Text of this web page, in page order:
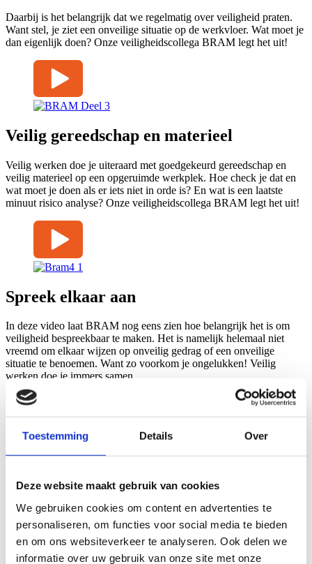
Toestemming Details Over
Deze website maakt gebruik van cookies
We gebruiken cookies om content en advertenties te
personaliseren, om functies voor social media te bieden
en om ons websiteverkeer te analyseren. Ook delen we
informatie over uw gebruik van onze site met onze
Daarbij is het belangrijk dat we regelmatig over veiligheid praten.
Want stel, je ziet een onveilige situatie op de werkvloer. Wat moet je
dan eigenlijk doen? Onze veiligheidscollega BRAM legt het uit!
Veilig gereedschap en materieel
Veilig werken doe je uiteraard met goedgekeurd gereedschap en
veilig materieel op een opgeruimde werkplek. Hoe check je dat en
wat moet je doen als er iets niet in orde is? En wat is een laatste
minuut risico analyse? Onze veiligheidscollega BRAM legt het uit!
Spreek elkaar aan
In deze video laat BRAM nog eens zien hoe belangrijk het is om
veiligheid bespreekbaar te maken. Het is namelijk helemaal niet
vreemd om elkaar wijzen op onveilig gedrag of een onveilige
situatie te benoemen. Want zo voorkom je ongelukken! Veilig
werken doe je immers samen.
Hoe je het gesprek aangaat? Onze veiligheidscollega deelt wat
Wat te doen bij een ongeval
Bij de Berghege Heerkens bouwgroep zijn we elke dag bezig met
veiligheid en veilig werken, maar een ongeval kan toch gebeuren.
Zo’n ongeluk kan van alles zijn. Van materiële schade tot letsel. Als